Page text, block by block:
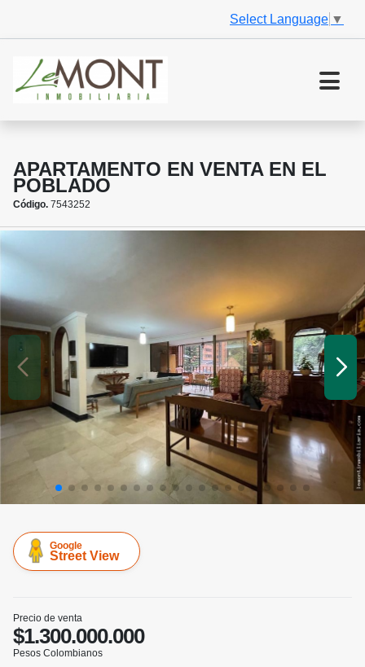
Select Language ▼
APARTAMENTO EN VENTA EN EL
POBLADO
Código. 7543252
Google
Street View
Precio de venta
$1.300.000.000
Pesos Colombianos